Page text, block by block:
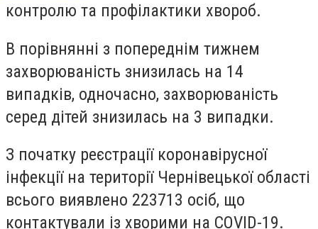
контролю та профілактики хвороб.
В порівнянні з попереднім тижнем
захворюваність знизилась на 14
випадків, одночасно, захворюваність
серед дітей знизилась на 3 випадки.
З початку реєстрації коронавірусної
інфекції на території Чернівецької області
всього виявлено 223713 осіб, що
контактували із хворими на COVID-19.